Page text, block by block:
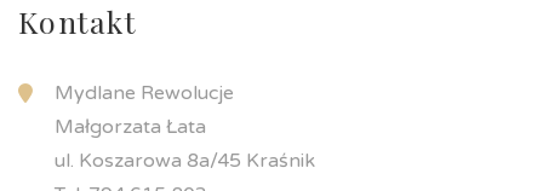
Kontakt
Mydlane Rewolucje
Małgorzata Łata
ul. Koszarowa 8a/45 Kraśnik